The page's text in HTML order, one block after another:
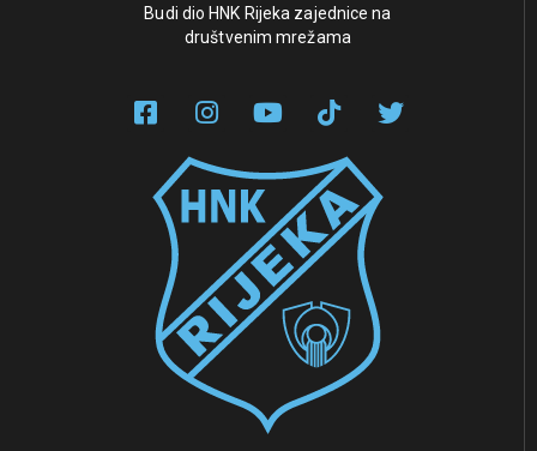
Budi dio HNK Rijeka zajednice na
društvenim mrežama